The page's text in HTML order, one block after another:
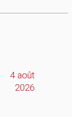
4 août
2026